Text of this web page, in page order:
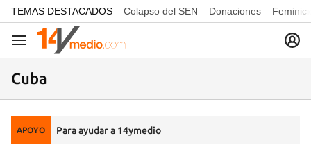
common.go-to-content
TEMAS DESTACADOS Colapso del SEN Donaciones
Navegación
Cuba
APOYO Para ayudar a 14ymedio